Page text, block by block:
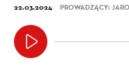
22.03.2024 PROWADZĄCY: